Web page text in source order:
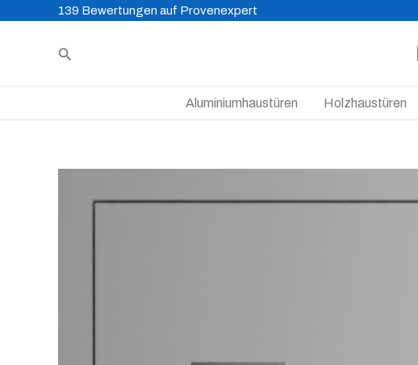
139 Bewertungen auf Provenexpert
Suchen
Aluminiumhaustüren Holzhaustüren